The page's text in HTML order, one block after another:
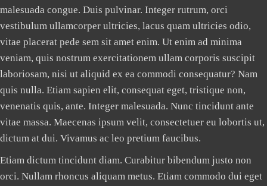
malesuada congue. Duis pulvinar. Integer rutrum, orci
vestibulum ullamcorper ultricies, lacus quam ultricies odio,
vitae placerat pede sem sit amet enim. Ut enim ad minima
veniam, quis nostrum exercitationem ullam corporis suscipit
laboriosam, nisi ut aliquid ex ea commodi consequatur? Nam
quis nulla. Etiam sapien elit, consequat eget, tristique non,
venenatis quis, ante. Integer malesuada. Nunc tincidunt ante
vitae massa. Maecenas ipsum velit, consectetuer eu lobortis ut,
dictum at dui. Vivamus ac leo pretium faucibus.
Etiam dictum tincidunt diam. Curabitur bibendum justo non
orci. Nullam rhoncus aliquam metus. Etiam commodo dui eget